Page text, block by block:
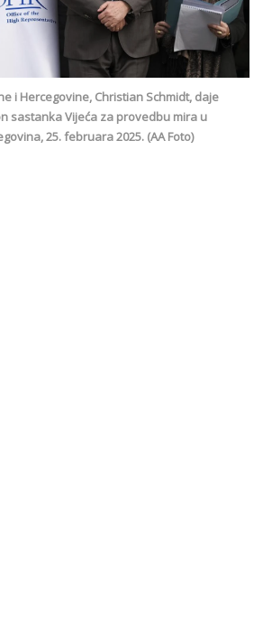
i Hercegovine, Christian Schmidt, daje
sastanka Vijeća za provedbu mira u
25. februara 2025. (AA Foto)